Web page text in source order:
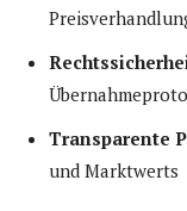
Transparente
und Marktwerts